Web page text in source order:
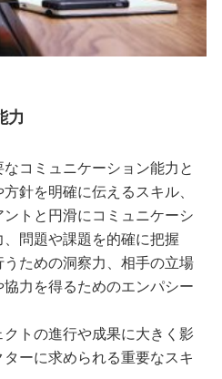
力
コミュニケーション能力と
針を明確に伝えるスキル、
トと円滑にコミュニケーシ
問題や課題を的確に把握
ための洞察力、相手の立場
力を得るためのエンパシー
トの進行や成果に大きく影
ーに求められる重要なスキ